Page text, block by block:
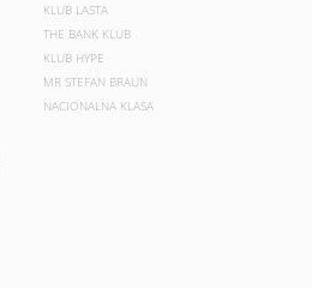
KLUB LASTA
THE BANK KLUB
KLUB HYPE
MR STEFAN BRAUN
NACIONALNA KLASA